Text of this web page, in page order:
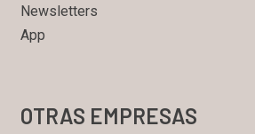
Newsletters
App
OTRAS EMPRESAS